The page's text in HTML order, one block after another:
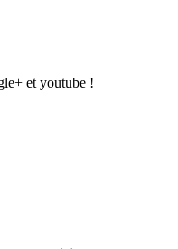
et youtube !